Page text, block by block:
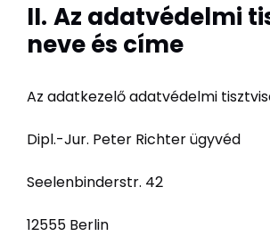
II. Az adatvédelmi
neve és címe
Az adatkezelő adatvédelmi
Dipl.-Jur. Peter Richter ügyvéd
Seelenbinderstr. 42
12555 Berlin